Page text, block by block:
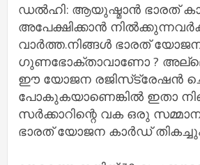
ഡല്‍ഹി: ആയുഷ്മാൻ ഭാരത്
അപേക്ഷിക്കാൻ
വാർത്ത.നിങ്ങൾ ഭാരത്
ഗുണഭോക്താവാണോ ?
ഈ യോജന രജിസ്‌ട്രേഷന്‍
പോകുകയാണെങ്കില്‍ ഇതാ
സര്‍ക്കാറിന്റെ വക ഒരു
ഭാരത് യോജന കാര്‍ഡ്